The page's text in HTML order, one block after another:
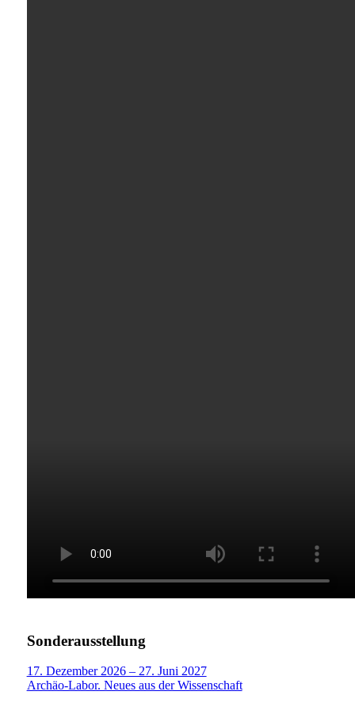
Sonderausstellung
17. Dezember 2026 – 27. Juni 2027
Archäo-Labor. Neues aus der Wissenschaft